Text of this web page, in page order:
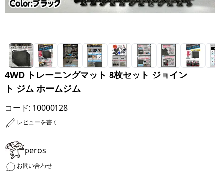
4WD トレーニングマット 8枚セット ジョイン
ト ジム ホームジム
コード: 10000128
レビューを書く
peros
お問い合わせ